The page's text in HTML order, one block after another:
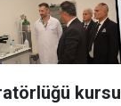
kursu